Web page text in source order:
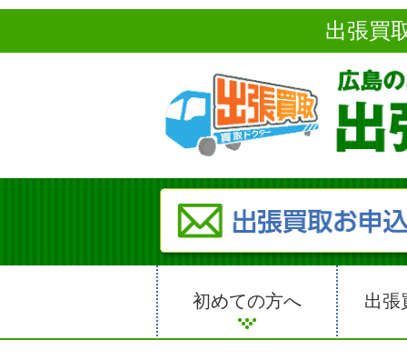
出張買
初めての方へ 出張